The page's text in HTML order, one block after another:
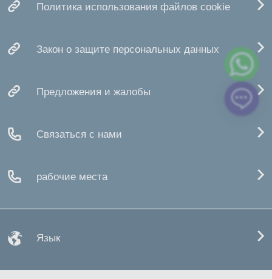
Политика использования файлов cookie
Закон о защите персональных данных
Предложения и жалобы
Связаться с нами
рабочие места
Язык